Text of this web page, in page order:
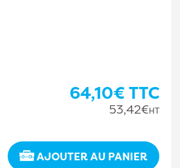
64,10€TTC
53,42€HT
AJOUTER AU PANIER